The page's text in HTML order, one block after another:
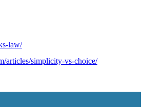
law/
articles/simplicity-vs-choice/